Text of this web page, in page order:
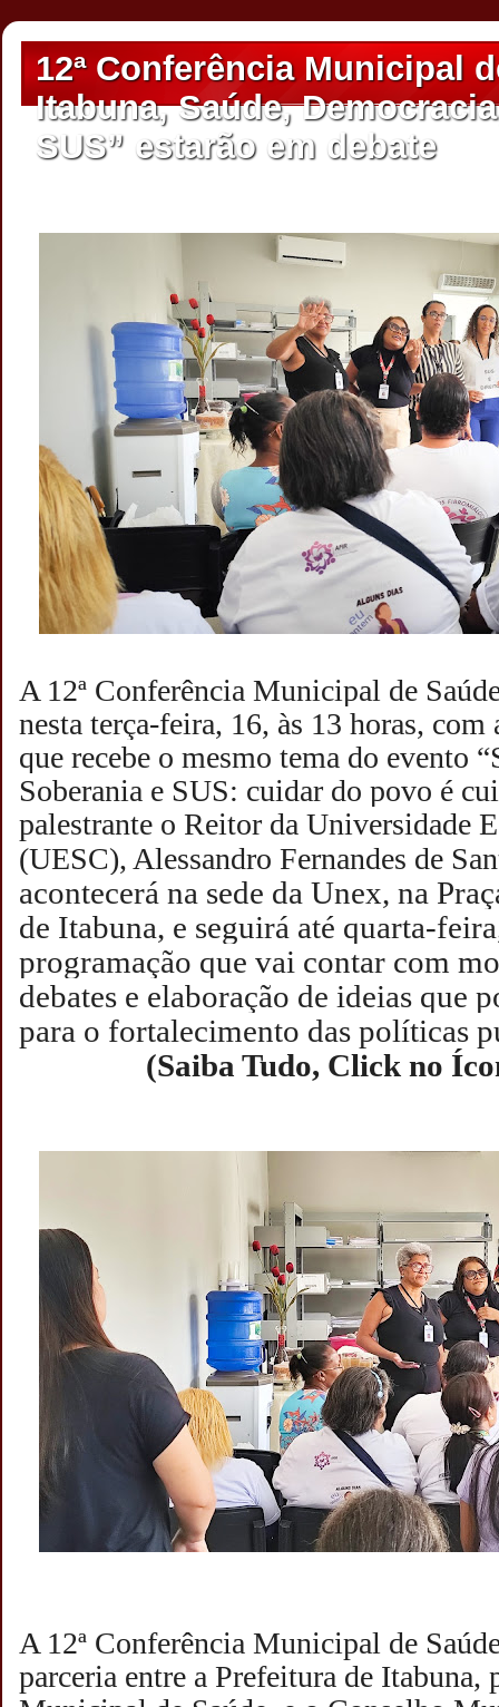
12ª Conferência Municipal
Itabuna, Saúde,
SUS” estarão em debate
A 12ª Conferência Municipal de
nesta terça-feira, 16, às 13 horas, com
que recebe o mesmo tema do evento
Soberania e SUS: cuidar do povo é
palestrante o Reitor da Universidade
(UESC), Alessandro Fernandes de
acontecerá na sede da Unex, na
de Itabuna, e seguirá até quarta-
programação que vai contar com
debates e elaboração de ideias que
para o fortalecimento das políticas
(Saiba Tudo, Click no
A 12ª Conferência Municipal de
parceria entre a Prefeitura de Itabuna,